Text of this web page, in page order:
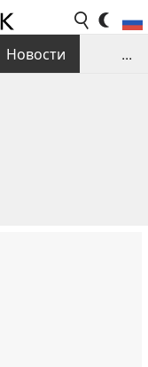
Новости
...